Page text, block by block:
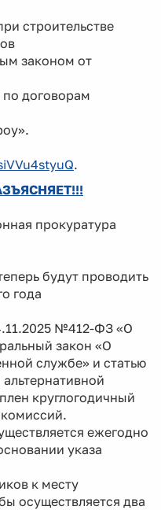
строительстве
законом от
договорам
.
прокуратура
будут проводить
года
№412-ФЗ «О
закон «О
службе» и статью
круглогодичный
ежегодно
указа
к месту
осуществляется два